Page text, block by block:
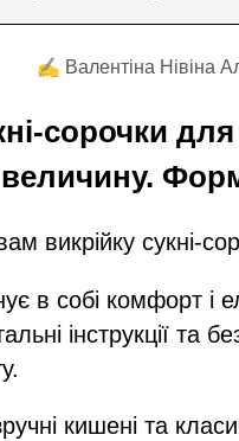
✍️ Валентiна Нiвiна
сорочки
викрійку сукні-
в собі комфорт і
інструкції та
кишені та